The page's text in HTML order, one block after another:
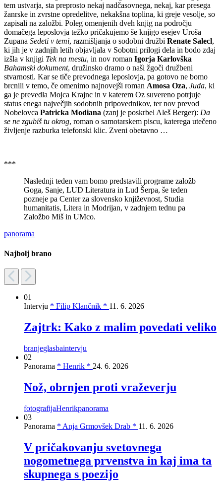
tem ustvarja, sta preprosto nekaj nadčasovnega, nekaj, kar presega
žanrske in zvrstne opredelitve, nekakšna toplina, ki greje vesolje, so
zapisali na založbi. Poleg omenjenih dveh knjig na področju
domačega leposlovja težko pričakujemo še knjigo esejev Uroša
Zupana Sedeti v temi, razmišljanja o sodobni družbi Renate Salecl,
ki jih je v zadnjih letih objavljala v Sobotni prilogi dela in bodo zdaj
izšla v knjigi Tek na mestu, in nov roman Igorja Karlovška
Bahamski dokument, družinsko dramo o naši žgoči družbeni
stvarnosti. Kar se tiče prevodnega leposlovja, pa gotovo ne bomo
brcnili v temo, če omenimo najnovejši roman Amosa Oza, Juda, ki
ga je prevedla Mojca Krajnc in v katerem Oz suvereno potrjuje
status enega največjih sodobnih pripovednikov, ter nov prevod
Nobelovca Patricka Modiana (zanj je poskrbel Aleš Berger): Da
se ne zgubiš tu okrog, roman o samotarskem piscu, katerega utečeno
življenje razburka telefonski klic. Zveni obetavno …
***
Naslednji teden vam bomo predstavili programe založb
Goga, Sanje, LUD Literatura in Lud Šerpa, še teden
pozneje pa Center za slovensko književnost, Studia
humanitatis, Litera in Modrijan, v zadnjem tednu pa
Založbo Miš in UMco.
panorama
Najbolj brano
01
Intervju * Filip Klančnik * 11. 6. 2026
Zajtrk: Kako z malim povedati veliko
branjeglasbaintervju
02
Panorama * Henrik * 24. 6. 2026
Nož, obrnjen proti vraževerju
fotografijaHenrikpanorama
03
Panorama * Anja Grmovšek Drab * 11. 6. 2026
V pričakovanju svetovnega
nogometnega prvenstva in kaj ima ta
skupnega s poezijo